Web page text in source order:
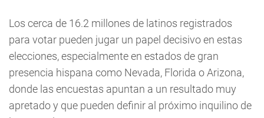
Los cerca de 16.2 millones de latinos registrados
para votar pueden jugar un papel decisivo en estas
elecciones, especialmente en estados de gran
presencia hispana como Nevada, Florida o Arizona,
donde las encuestas apuntan a un resultado muy
apretado y que pueden definir al próximo inquilino de